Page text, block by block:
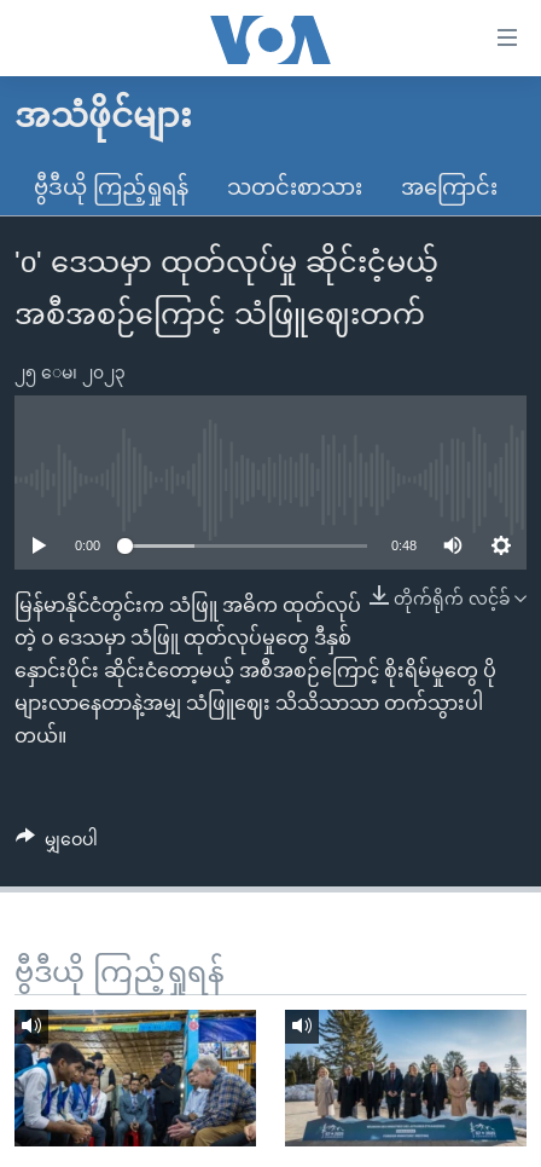
လွယ်ကူ
သည့်
များ
ပင်မ
သို့
စာမျက်နှာ
သို့
ကျော်
ကြည့်
ရန်
နေရာ
မူလစာမျက်နှာ
မြန်မာ
ကမ္ဘာ့သတင်းများ
နိုင်ငံတကာ
အမေရိကန်
အစ္စရေး-ပါလက်စတိုင်း
ဗွီဒီယို
သတင်းလွတ်လပ်ခွင့်
ရပ်ဝန်းတခု လမ်းတခု အလွန်
အင်္ဂလိပ်စာလေ့လာမယ်
ဗွီအိုအေ လူမှုကွန်ယက်များ
အသံဖိုင်များ
ဗွီဒီယို ကြည့်ရှုရန် သတင်းစာသား အကြောင်း
'o' ဒေသမှာ ထုတ်လုပ်မှု ဆိုင်းငံ့မယ့်
အစီအစဉ်ကြောင့် သံဖြူဈေးတက်
၂၅ ေမ၊ ၂၀၂၃
0:00 0:48
တိုက်ရိုက် လင့်ခ်
မြန်မာနိုင်ငံတွင်းက သံဖြူ အဓိက ထုတ်လုပ်
တဲ့ ၀ ဒေသမှာ သံဖြူ ထုတ်လုပ်မှုတွေ ဒီနှစ်
နှောင်းပိုင်း ဆိုင်းငံတော့မယ့် အစီအစဉ်ကြောင့် စိုးရိမ်မှုတွေ ပို
များလာနေတာနဲ့အမျှ သံဖြူဈေး သိသိသာသာ တက်သွားပါ
တယ်။
မျှဝေပါ
ဗွီဒီယို ကြည့်ရှုရန်